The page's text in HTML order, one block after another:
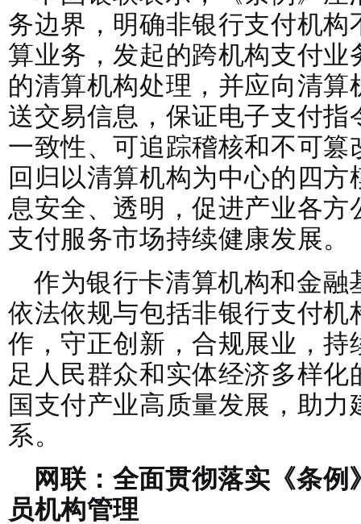
务边界，明确非银行支付机
算业务，发起的跨机构支付
的清算机构处理，并应向清
送交易信息，保证电子支付
一致性、可追踪稽核和不可
回归以清算机构为中心的四
息安全、透明，促进产业各
支付服务市场持续健康发展。
作为银行卡清算机构和金
依法依规与包括非银行支付
作，守正创新，合规展业，
足人民群众和实体经济多样
国支付产业高质量发展，助
系。
网联：全面贯彻落实《条
员机构管理